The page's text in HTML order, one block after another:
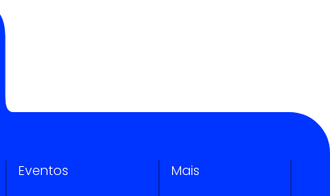
Eventos Mais